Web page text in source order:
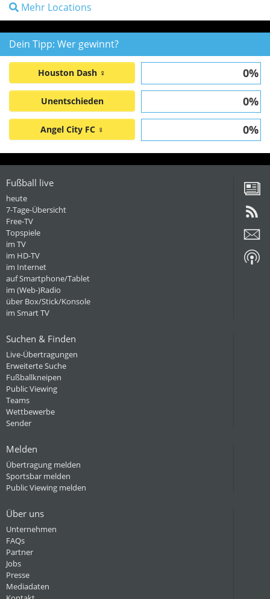
Mehr Locations
Dein Tipp: Wer gewinnt?
Houston Dash ♀ 0%
Unentschieden 0%
Angel City FC ♀ 0%
Fußball live
heute
7-Tage-Übersicht
Free-TV
Topspiele
im TV
im HD-TV
im Internet
auf Smartphone/Tablet
im (Web-)Radio
über Box/Stick/Konsole
im Smart TV
Suchen & Finden
Live-Übertragungen
Erweiterte Suche
Fußballkneipen
Public Viewing
Teams
Wettbewerbe
Sender
Melden
Übertragung melden
Sportsbar melden
Public Viewing melden
Über uns
Unternehmen
FAQs
Partner
Jobs
Presse
Mediadaten